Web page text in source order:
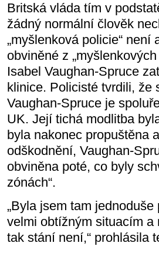
Britská vláda tím v
žádný normální člověk
„myšlenková policie“
obviněné z
Isabel Vaughan-Spruce
klinice. Policisté tvrdili, že
Vaughan-Spruce je
UK. Její tichá modlitba
byla nakonec propuštěna
odškodnění, Vaughan-
obviněna poté, co byly
zónách“.
„Byla jsem tam
velmi obtížným situacím
tak stání není,“ prohlásila